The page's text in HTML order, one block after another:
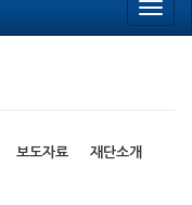
보도자료
재단소개